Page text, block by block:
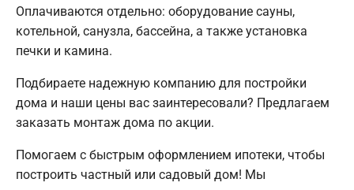
Оплачиваются отдельно: оборудование сауны,
котельной, санузла, бассейна, а также установка
печки и камина.
Подбираете надежную компанию для постройки
дома и наши цены вас заинтересовали? Предлагаем
заказать монтаж дома по акции.
Помогаем с быстрым оформлением ипотеки, чтобы
построить частный или садовый дом! Мы